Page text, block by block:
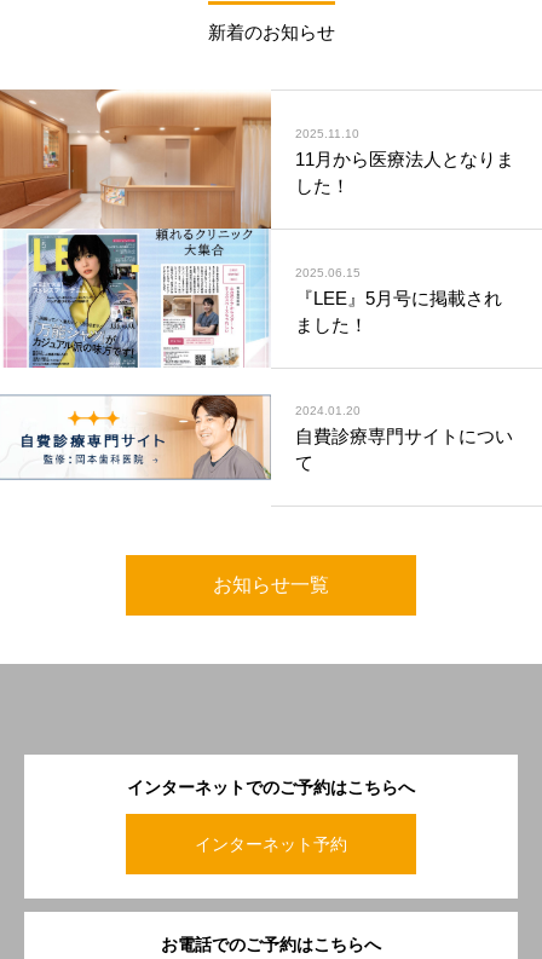
新着のお知らせ
2025.11.10
11月から医療法人となりま
した！
2025.06.15
『LEE』5月号に掲載され
ました！
2024.01.20
自費診療専門サイトについ
て
お知らせ一覧
インターネットでのご予約はこちらへ
インターネット予約
お電話でのご予約はこちらへ